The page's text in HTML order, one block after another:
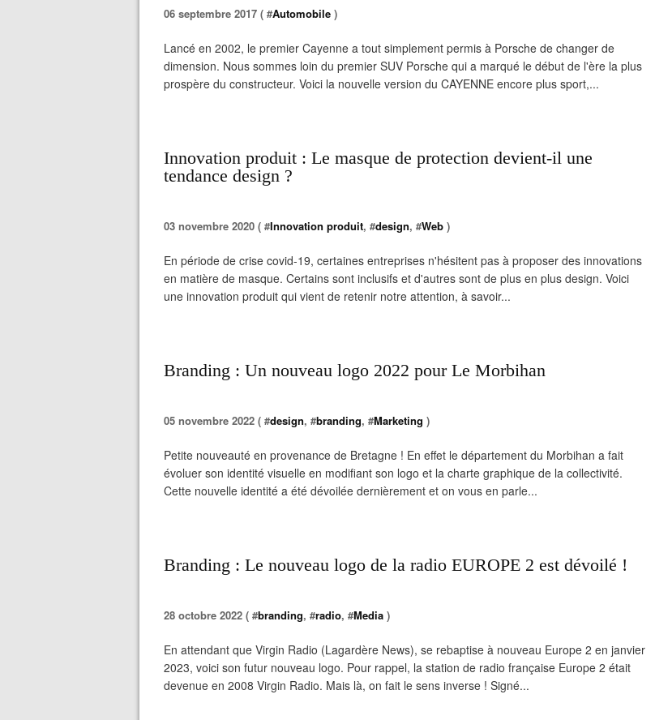
06 septembre 2017 ( #Automobile )
Lancé en 2002, le premier Cayenne a tout simplement permis à Porsche de changer de
dimension. Nous sommes loin du premier SUV Porsche qui a marqué le début de l'ère la plus
prospère du constructeur. Voici la nouvelle version du CAYENNE encore plus sport,...
Innovation produit : Le masque de protection devient-il une
tendance design ?
03 novembre 2020 ( #Innovation produit, #design, #Web )
En période de crise covid-19, certaines entreprises n'hésitent pas à proposer des innovations
en matière de masque. Certains sont inclusifs et d'autres sont de plus en plus design. Voici
une innovation produit qui vient de retenir notre attention, à savoir...
Branding : Un nouveau logo 2022 pour Le Morbihan
05 novembre 2022 ( #design, #branding, #Marketing )
Petite nouveauté en provenance de Bretagne ! En effet le département du Morbihan a fait
évoluer son identité visuelle en modifiant son logo et la charte graphique de la collectivité.
Cette nouvelle identité a été dévoilée dernièrement et on vous en parle...
Branding : Le nouveau logo de la radio EUROPE 2 est dévoilé !
28 octobre 2022 ( #branding, #radio, #Media )
En attendant que Virgin Radio (Lagardère News), se rebaptise à nouveau Europe 2 en janvier
2023, voici son futur nouveau logo. Pour rappel, la station de radio française Europe 2 était
devenue en 2008 Virgin Radio. Mais là, on fait le sens inverse ! Signé...